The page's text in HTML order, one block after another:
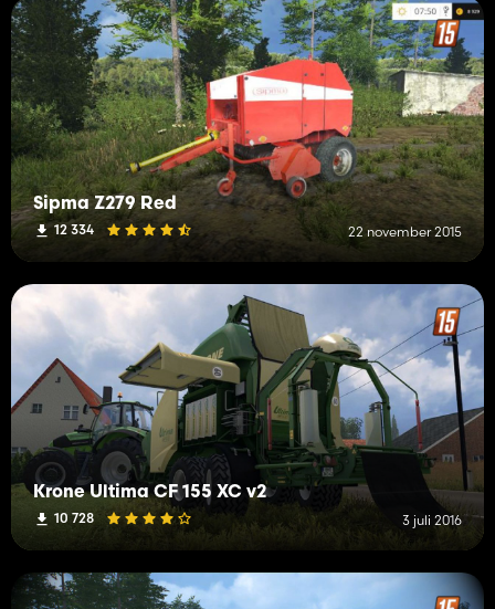
Sipma Z279 Red
12 334 22 november 2015
Krone Ultima CF 155 XC v2
10 728 3 juli 2016